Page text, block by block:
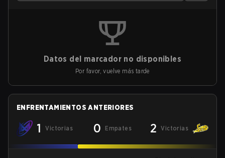
Datos del marcador no disponibles
Por favor, vuelve más tarde
ENFRENTAMIENTOS ANTERIORES
1 Victorias 0 Empates 2 Victorias